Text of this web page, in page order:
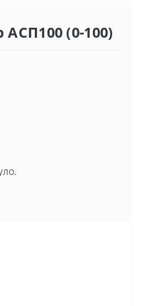
АСП100 (0-100)